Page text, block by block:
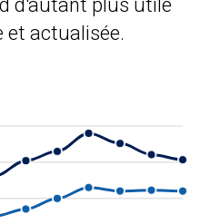
d'autant plus utile
et actualisée.